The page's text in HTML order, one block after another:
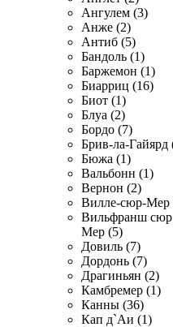
Ангулем (3)
Анже (2)
Антиб (5)
Бандоль (1)
Баржемон (1)
Биарриц (16)
Биот (1)
Блуа (2)
Бордо (7)
Брив-ла-Гайярд
Бюжа (1)
Вальбонн (1)
Вернон (2)
Вилле-сюр-Мер
Вильфранш сюр
Мер (5)
Довиль (7)
Дордонь (7)
Драгиньян (2)
Камбремер (1)
Канны (36)
Кап д`Аи (1)